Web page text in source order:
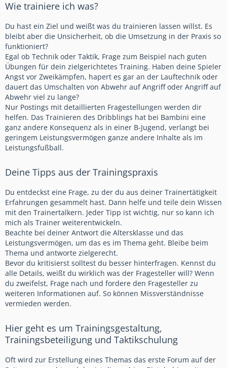
Wie trainiere ich was?
Du hast ein Ziel und weißt was du trainieren lassen willst. Es
bleibt aber die Unsicherheit, ob die Umsetzung in der Praxis so
funktioniert?
Egal ob Technik oder Taktik, Frage zum Beispiel nach guten
Übungen für dein zielgerichtetes Training. Haben deine Spieler
Angst vor Zweikämpfen, hapert es gar an der Lauftechnik oder
dauert das Umschalten von Abwehr auf Angriff oder Angriff auf
Abwehr viel zu lange?
Nur Postings mit detaillierten Fragestellungen werden dir
helfen. Das Trainieren des Dribblings hat bei Bambini eine
ganz andere Konsequenz als in einer B-Jugend, verlangt bei
geringem Leistungsvermögen ganze andere Inhalte als im
Leistungsfußball.
Deine Tipps aus der Trainingspraxis
Du entdeckst eine Frage, zu der du aus deiner Trainertätigkeit
Erfahrungen gesammelt hast. Dann helfe und teile dein Wissen
mit den Trainertalkern. Jeder Tipp ist wichtig, nur so kann ich
mich als Trainer weiterentwickeln.
Beachte bei deiner Antwort die Altersklasse und das
Leistungsvermögen, um das es im Thema geht. Bleibe beim
Thema und antworte zielgerecht.
Bevor du kritisierst solltest du besser hinterfragen. Kennst du
alle Details, weißt du wirklich was der Fragesteller will? Wenn
du zweifelst, Frage nach und fordere den Fragesteller zu
weiteren Informationen auf. So können Missverständnisse
vermieden werden.
Hier geht es um Trainingsgestaltung,
Trainingsbeteiligung und Taktikschulung
Oft wird zur Erstellung eines Themas das erste Forum auf der